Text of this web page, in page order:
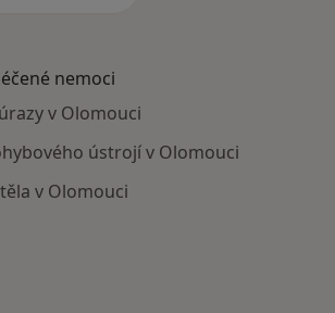
nemoci
v Olomouci
ústrojí v Olomouci
v Olomouci